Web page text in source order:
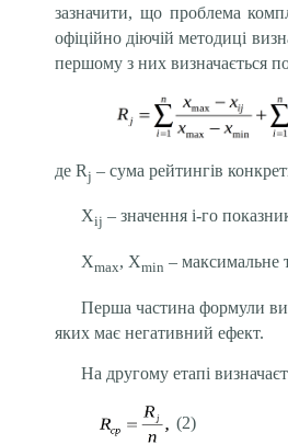
зазначити, що проблема
офіційно діючій методиці
першому з них визначається
де Rj – сума рейтингів
Xij – значення i-го
Xmax, Xmin – максимальне
Перша частина формули
яких має негативний ефект.
На другому етапі
(2)